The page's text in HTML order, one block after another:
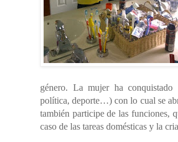
género. La mujer ha conquistado
política, deporte…) con lo cual se
también participe de las funciones,
caso de las tareas domésticas y la